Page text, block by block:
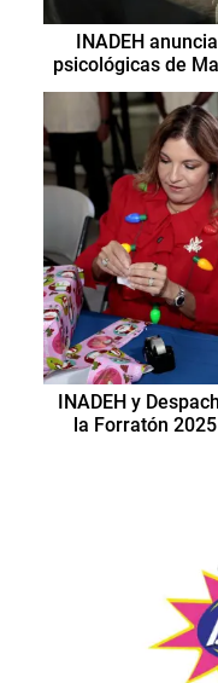
INADEH
psicológicas de
INADEH y
la Forratón